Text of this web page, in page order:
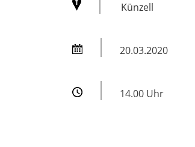
Künzell
20.03.2020
14.00 Uhr